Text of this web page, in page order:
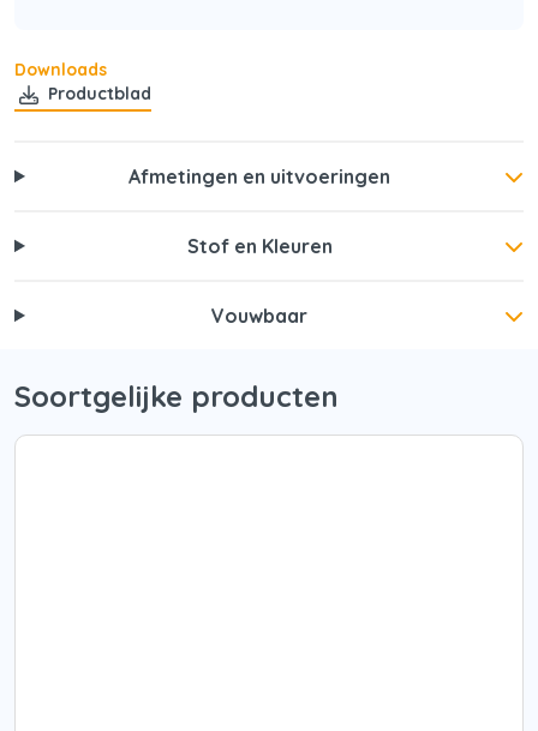
Downloads
Productblad
Afmetingen en uitvoeringen
Stof en Kleuren
Vouwbaar
Soortgelijke producten